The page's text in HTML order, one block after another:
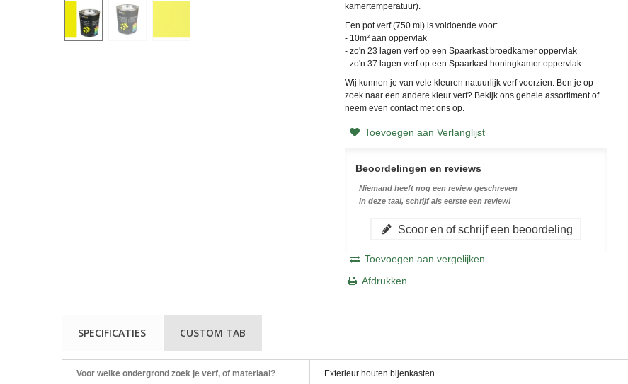
kamertemperatuur).
Een pot verf (750 ml) is voldoende voor:
- 10m² aan oppervlak
- zo'n 23 lagen verf op een Spaarkast broedkamer oppervlak
- zo'n 37 lagen verf op een Spaarkast honingkamer oppervlak
Wij kunnen je van vele kleuren natuurlijk verf voorzien. Ben je op
zoek naar een andere kleur verf? Bekijk ons gehele assortiment of
neem even contact met ons op.
Toevoegen aan Verlanglijst
Beoordelingen en reviews
Niemand heeft nog een review geschreven
in deze taal, schrijf als eerste een review!
Scoor en of schrijf een beoordeling
Toevoegen aan vergelijken
Afdrukken
SPECIFICATIES CUSTOM TAB
Voor welke ondergrond zoek je verf, of materiaal? Exterieur houten bijenkasten